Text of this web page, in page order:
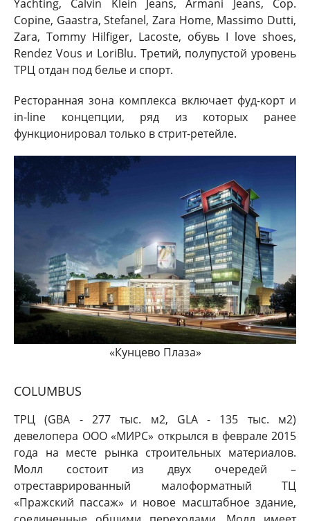
Yachting, Calvin Klein Jeans, Armani Jeans, Cop.
Copine, Gaastra, Stefanel, Zara Home, Massimo Dutti,
Zara, Tommy Hilfiger, Lacoste, обувь I love shoes,
Rendez Vous и LoriBlu. Третий, полупустой уровень
ТРЦ отдан под белье и спорт.
Ресторанная зона комплекса включает фуд-корт и
in-line концепции, ряд из которых ранее
функционировал только в стрит-ретейле.
«Кунцево Плаза»
COLUMBUS
ТРЦ (GBA - 277 тыс. м2, GLA - 135 тыс. м2)
девелопера ООО «МИРС» открылся в феврале 2015
года на месте рынка строительных материалов.
Молл состоит из двух очередей –
отреставрированный малоформатный ТЦ
«Пражский пассаж» и новое масштабное здание,